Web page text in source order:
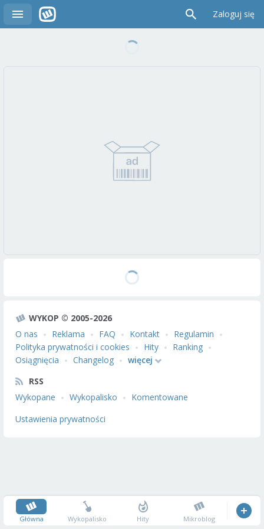
Zaloguj się
WYKOP © 2005-2026
O nas
Reklama FAQ Kontakt
Regulamin
Polityka prywatności i cookies
Hity
Ranking
Osiągnięcia
Changelog
więcej
RSS
Wykopane
Wykopalisko
Komentowane
Ustawienia prywatności
Główna Wykopalisko Hity Mikroblog